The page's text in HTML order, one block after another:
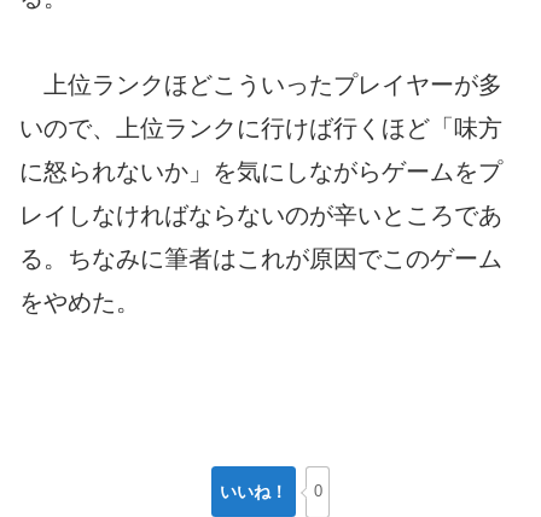
上位ランクほどこういったプレイヤーが多
いので、上位ランクに行けば行くほど「味方
に怒られないか」を気にしながらゲームをプ
レイしなければならないのが辛いところであ
る。ちなみに筆者はこれが原因でこのゲーム
をやめた。
いいね！ 0